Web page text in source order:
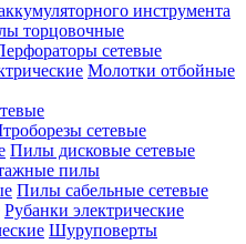
инструмента
торцовочные
сетевые
Молотки отбойные
сетевые
Пилы дисковые сетевые
пилы
Пилы сабельные сетевые
Рубанки электрические
Шуруповерты